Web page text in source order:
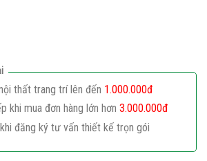
thất trang trí lên đến 1.000.000đ
khi mua đơn hàng lớn hơn 3.000.000đ
đăng ký tư vấn thiết kế trọn gói